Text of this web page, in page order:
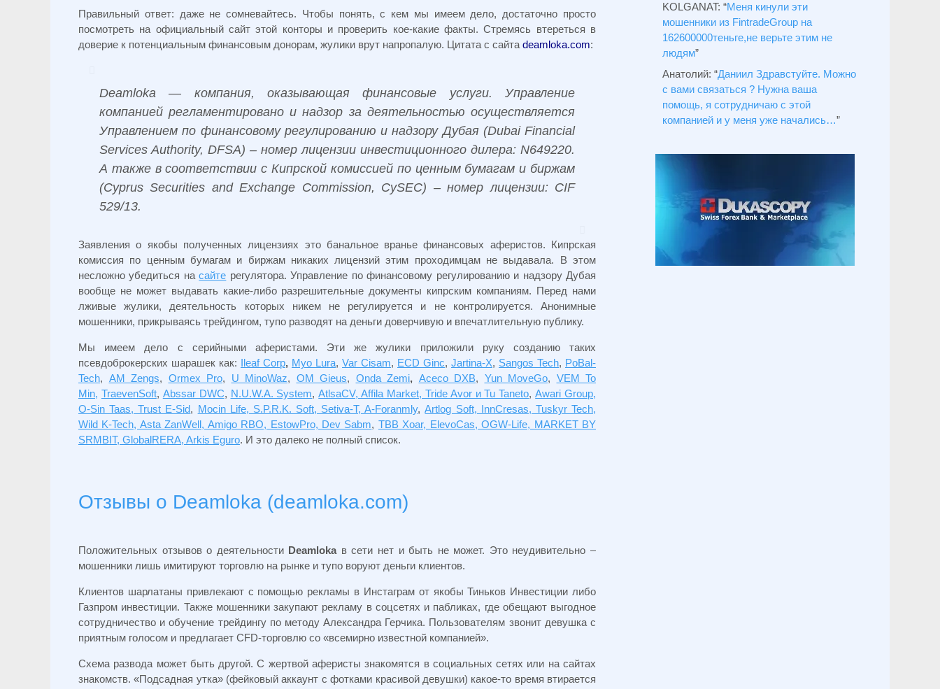
Правильный ответ: даже не сомневайтесь. Чтобы понять, с кем мы имеем дело, достаточно просто
посмотреть на официальный сайт этой конторы и проверить кое-какие факты. Стремясь втереться в
доверие к потенциальным финансовым донорам, жулики врут напропалую. Цитата с сайта deamloka.com:
Deamloka — компания, оказывающая финансовые услуги. Управление
компанией регламентировано и надзор за деятельностью осуществляется
Управлением по финансовому регулированию и надзору Дубая (Dubai Financial
Services Authority, DFSA) – номер лицензии инвестиционного дилера: N649220.
А также в соответствии с Кипрской комиссией по ценным бумагам и биржам
(Cyprus Securities and Exchange Commission, CySEC) – номер лицензии: CIF
529/13.
Заявления о якобы полученных лицензиях это банальное вранье финансовых аферистов. Кипрская
комиссия по ценным бумагам и биржам никаких лицензий этим проходимцам не выдавала. В этом
несложно убедиться насайте регулятора. Управление по финансовому регулированию и надзору Дубая
вообще не может выдавать какие-либо разрешительные документы кипрским компаниям. Перед нами
лживые жулики, деятельность которых никем не регулируется и не контролируется. Анонимные
мошенники, прикрываясь трейдингом, тупо разводят на деньги доверчивую и впечатлительную публику.
Мы имеем дело с серийными аферистами. Эти же жулики приложили руку созданию таких
псевдоброкерских шарашек как: Ileaf Corp, Myo Lura, Var Cisam, ECD Ginc, Jartina-X, Sangos Tech, PoBal-
Tech, AM Zengs, Ormex Pro, U MinoWaz, OM Gieus, Onda Zemi, Aceco DXB, Yun MoveGo, VEM To
Min, TraevenSoft, Abssar DWC, N.U.W.A. System,AtlsaCV, Affila Market, Tride Avor и Tu Taneto,Awari Group,
O-Sin Taas, Trust E-Sid, Mocin Life, S.P.R.K. Soft, Setiva-T, A-Foranmly,Artlog Soft, InnCresas, Tuskyr Tech,
Wild K-Tech, Asta ZanWell, Amigo RBO, EstowPro, Dev Sabm, TBB Xoar, ElevoCas, OGW-Life, MARKET BY
SRMBIT, GlobalRERA, Arkis Eguro. И это далеко не полный список.
Отзывы о Deamloka (deamloka.com)
Положительных отзывов о деятельности Deamlokaв сети нет и быть не может. Это неудивительно –
мошенники лишь имитируют торговлю на рынке и тупо воруют деньги клиентов.
Клиентов шарлатаны привлекают с помощью рекламы в Инстаграм от якобы Тиньков Инвестиции либо
Газпром инвестиции. Также мошенники закупают рекламу в соцсетях и пабликах, где обещают выгодное
сотрудничество и обучение трейдингу по методу Александра Герчика. Пользователям звонит девушка с
приятным голосом и предлагает CFD-торговлю со «всемирно известной компанией».
Схема развода может быть другой. С жертвой аферисты знакомятся в социальных сетях или на сайтах
знакомств. «Подсадная утка» (фейковый аккаунт с фотками красивой девушки) какое-то время втирается
KOLGANAT: “Меня кинули эти
мошенники из FintradeGroup на
162600000теньге,не верьте этим не
людям”
Анатолий: “Даниил Здравстуйте. Можно
с вами связаться ? Нужна ваша
помощь, я сотрудничаю с этой
компанией и у меня уже начались…”